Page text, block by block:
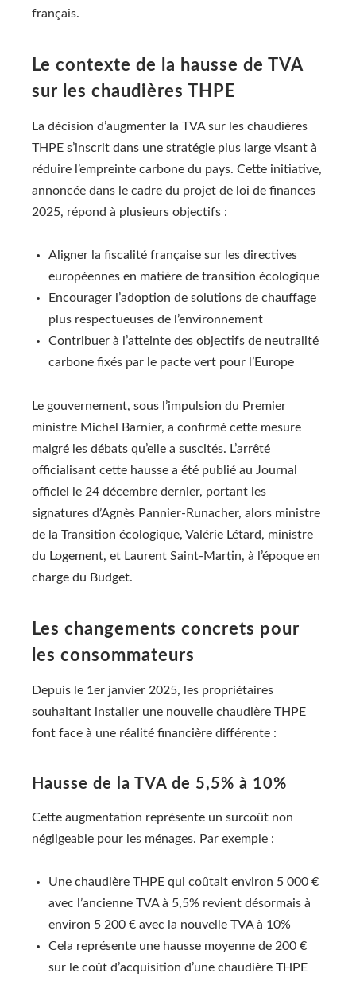
français.
Le contexte de la hausse de TVA
sur les chaudières THPE
La décision d’augmenter la TVA sur les chaudières
THPE s’inscrit dans une stratégie plus large visant à
réduire l’empreinte carbone du pays. Cette initiative,
annoncée dans le cadre du projet de loi de finances
2025, répond à plusieurs objectifs :
Aligner la fiscalité française sur les directives
européennes en matière de transition écologique
Encourager l’adoption de solutions de chauffage
plus respectueuses de l’environnement
Contribuer à l’atteinte des objectifs de neutralité
carbone fixés par le pacte vert pour l’Europe
Le gouvernement, sous l’impulsion du Premier
ministre Michel Barnier, a confirmé cette mesure
malgré les débats qu’elle a suscités. L’arrêté
officialisant cette hausse a été publié au Journal
officiel le 24 décembre dernier, portant les
signatures d’Agnès Pannier-Runacher, alors ministre
de la Transition écologique, Valérie Létard, ministre
du Logement, et Laurent Saint-Martin, à l’époque en
charge du Budget.
Les changements concrets pour
les consommateurs
Depuis le 1er janvier 2025, les propriétaires
souhaitant installer une nouvelle chaudière THPE
font face à une réalité financière différente :
Hausse de la TVA de 5,5% à 10%
Cette augmentation représente un surcoût non
négligeable pour les ménages. Par exemple :
Une chaudière THPE qui coûtait environ 5 000 €
avec l’ancienne TVA à 5,5% revient désormais à
environ 5 200 € avec la nouvelle TVA à 10%
Cela représente une hausse moyenne de 200 €
sur le coût d’acquisition d’une chaudière THPE